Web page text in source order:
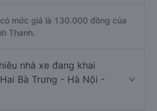
mức giá là 130.000 đồng của
Thanh.
nhà xe đang khai
Bà Trưng - Hà Nội -